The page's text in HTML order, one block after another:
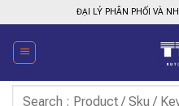
qua
nội
dung
ĐẠI LÝ PHÂN PHỐI VÀ